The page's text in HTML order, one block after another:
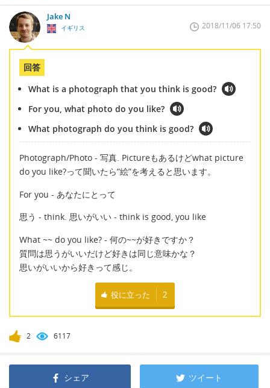
Jake N
イギリス 2018/11/06 17:50
回答
What is a photograph that you think is good?
For you, what photo do you like?
What photograph do you think is good?
Photograph/Photo - 写真. Pictureもあるけどwhat picture
do you like?って聞いたら”絵”を考えると思います。
For you - あなたにとって
思う - think. 思いがいい - think is good, you like
What ~~ do you like? - 何の~~が好きですか？
質問は思うがいいだけど好きは同じ意味かな？
思いがいいから好きって感じ。
役に立った 2
2 6117
シェア ツイート